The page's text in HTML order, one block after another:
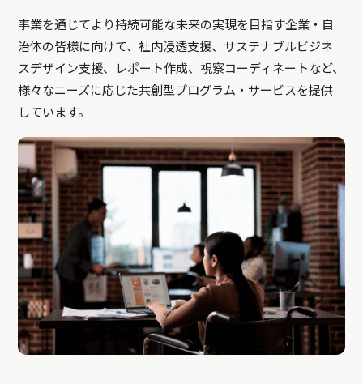
事業を通じてより持続可能な未来の実現を目指す企業・自
治体の皆様に向けて、社内浸透支援、サステナブルビジネ
スデザイン支援、レポート作成、視察コーディネートなど、
様々なニーズに応じた共創型プログラム・サービスを提供
しています。